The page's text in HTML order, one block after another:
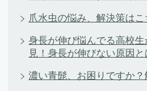
爪水虫の悩み、解決策はこ
身長が伸び悩んでる高校
見！身長が伸びない原因と
濃い青髭、お困りですか